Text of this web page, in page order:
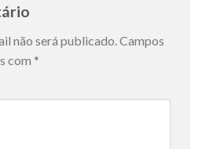
não será publicado.Campos
com *